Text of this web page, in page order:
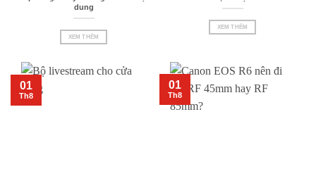
dung
XEM THÊM
XEM THÊM
01
Th8
01
Th8